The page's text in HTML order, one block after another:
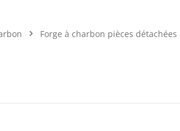
Forge à charbon pièces détachées